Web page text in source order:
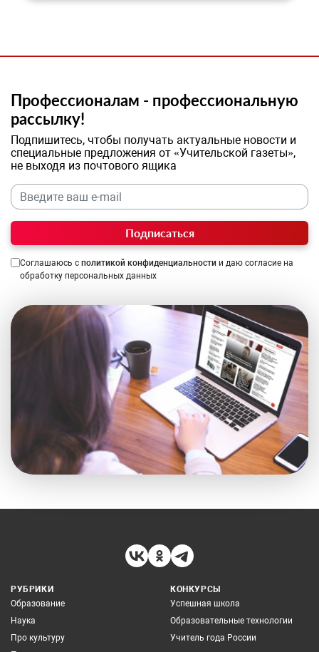
Профессионалам - профессиональную
рассылку!
Подпишитесь, чтобы получать актуальные новости и
специальные предложения от «Учительской газеты»,
не выходя из почтового ящика
Подписаться
Соглашаюсь с политикой конфиденциальности и даю согласие на
обработку персональных данных
РУБРИКИ
Образование
Наука
Про культуру
КОНКУРСЫ
Успешная школа
Образовательные технологии
Учитель года России